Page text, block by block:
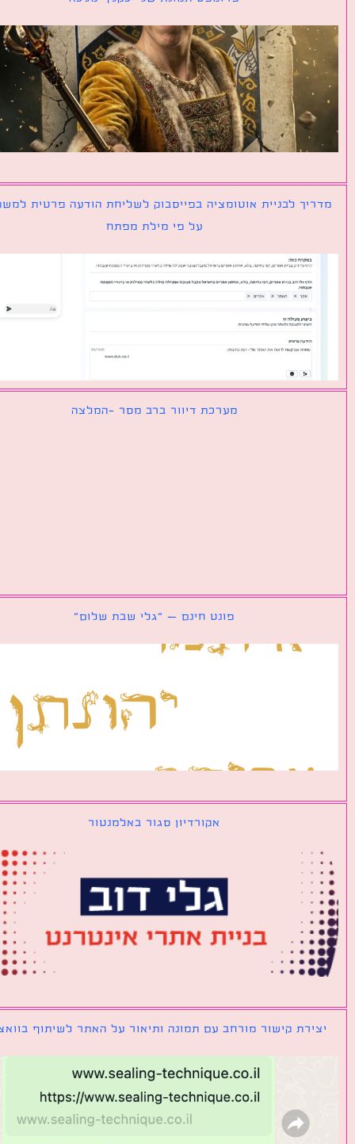
לבניית אוטומציה בפייסבוק לשליחת הודעה פרטית למשתמש
על פי מילת מפתח
מערכת דיוור ברב מסר -המלצה
פונט חינם – ״גלי שבת שלום״
אקורדיון סגור באלמנטור
קישור מורחב עם תמונה ותיאור על האתר לשיתוף בוואצאפ